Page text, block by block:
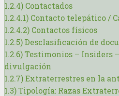
1.2.4) Contactados
1.2.4.1) Contacto telepático /
1.2.4.2) Contactos físicos
1.2.5)Desclasificación de
1.2.6)Testimonios – Insiders
divulgación
1.2.7)Extraterrestres en la
1.3)Tipología: Razas